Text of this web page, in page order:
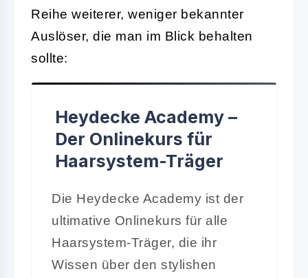
Reihe weiterer, weniger bekannter
Auslöser, die man im Blick behalten
sollte:
Heydecke Academy –
Der Onlinekurs für
Haarsystem-Träger
Die Heydecke Academy ist der
ultimative Onlinekurs für alle
Haarsystem-Träger, die ihr
Wissen über den stylishen